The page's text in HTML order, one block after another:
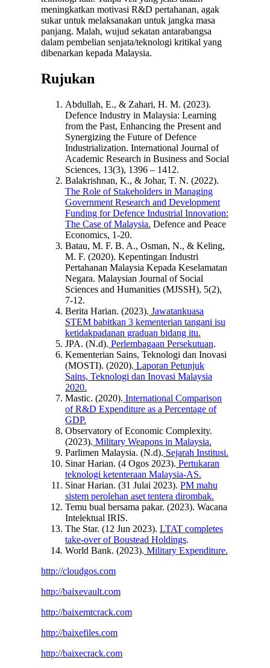
meningkatkan motivasi R&D pertahanan, agak
sukar untuk melaksanakan untuk jangka masa
panjang. Malah, wujud sekatan antarabangsa
dalam pembelian senjata/teknologi kritikal yang
dibenarkan kepada Malaysia.
Rujukan
Abdullah, E., & Zahari, H. M. (2023).
Defence Industry in Malaysia: Learning
from the Past, Enhancing the Present and
Synergizing the Future of Defence
Industrialization. International Journal of
Academic Research in Business and Social
Sciences, 13(3), 1396 – 1412.
Balakrishnan, K., & Johar, T. N. (2022).
The Role of Stakeholders in Managing
Government Research and Development
Funding for Defence Industrial Innovation:
The Case of Malaysia. Defence and Peace
Economics, 1-20.
Batau, M. F. B. A., Osman, N., & Keling,
M. F. (2020). Kepentingan Industri
Pertahanan Malaysia Kepada Keselamatan
Negara. Malaysian Journal of Social
Sciences and Humanities (MJSSH), 5(2),
7-12.
Berita Harian. (2023). Jawatankuasa
STEM babitkan 3 kementerian tangani isu
ketidakpadanan graduan bidang itu.
JPA. (N.d). Perlembagaan Persekutuan.
Kementerian Sains, Teknologi dan Inovasi
(MOSTI). (2020). Laporan Petunjuk
Sains, Teknologi dan Inovasi Malaysia
2020.
Mastic. (2020). International Comparison
of R&D Expenditure as a Percentage of
GDP.
Observatory of Economic Complexity.
(2023). Military Weapons in Malaysia.
Parlimen Malaysia. (N.d). Sejarah Institusi.
Sinar Harian. (4 Ogos 2023). Pertukaran
teknologi ketenteraan Malaysia-AS.
Sinar Harian. (31 Julai 2023). PM mahu
sistem perolehan aset tentera dirombak.
Temu bual bersama pakar. (2023). Wacana
Intelektual IRIS.
The Star. (12 Jun 2023). LTAT completes
take-over of Boustead Holdings.
World Bank. (2023). Military Expenditure.
http://cloudgos.com
http://baixevault.com
http://baixemtcrack.com
http://baixefiles.com
http://baixecrack.com